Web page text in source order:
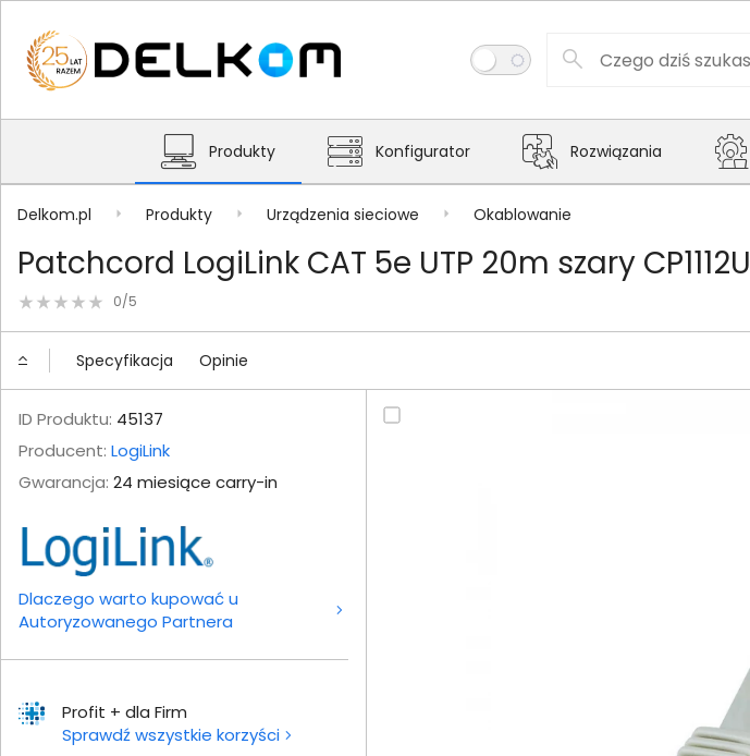
Produkty Konfigurator Rozwiązania
Delkom.pl Produkty Urządzenia sieciowe Okablowanie
Patchcord LogiLink CAT 5e UTP 20m szary CP1112U
0/5
Specyfikacja Opinie
ID Produktu: 45137
Producent: LogiLink
Gwarancja: 24 miesiące carry-in
Dlaczego warto kupować u
Autoryzowanego Partnera
Profit + dla Firm
Sprawdź wszystkie korzyści